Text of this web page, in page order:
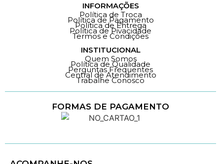
INFORMAÇÕES
Política de Troca
Política de Pagamento
Política de Entrega
Política de Pivacidade
Termos e Condições
INSTITUCIONAL
Quem Somos
Política de Qualidade
Perguntas Frequentes
Central de Atendimento
Trabalhe Conosco
FORMAS DE PAGAMENTO